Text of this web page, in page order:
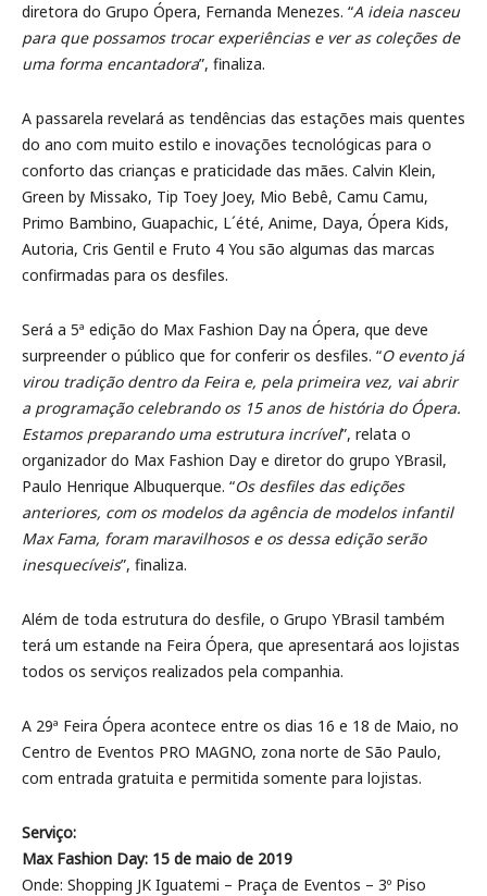
diretora do Grupo Ópera, Fernanda Menezes. “A ideia nasceu
para que possamos trocar experiências e ver as coleções de
uma forma encantadora”, finaliza.
A passarela revelará as tendências das estações mais quentes
do ano com muito estilo e inovações tecnológicas para o
conforto das crianças e praticidade das mães. Calvin Klein,
Green by Missako, Tip Toey Joey, Mio Bebê, Camu Camu,
Primo Bambino, Guapachic, L´été, Anime, Daya, Ópera Kids,
Autoria, Cris Gentil e Fruto 4 You são algumas das marcas
confirmadas para os desfiles.
Será a 5ª edição do Max Fashion Day na Ópera, que deve
surpreender o público que for conferir os desfiles. “O evento já
virou tradição dentro da Feira e, pela primeira vez, vai abrir
a programação celebrando os 15 anos de história do Ópera.
Estamos preparando uma estrutura incrível”, relata o
organizador do Max Fashion Day e diretor do grupo YBrasil,
Paulo Henrique Albuquerque. “Os desfiles das edições
anteriores, com os modelos da agência de modelos infantil
Max Fama, foram maravilhosos e os dessa edição serão
inesquecíveis”, finaliza.
Além de toda estrutura do desfile, o Grupo YBrasil também
terá um estande na Feira Ópera, que apresentará aos lojistas
todos os serviços realizados pela companhia.
A 29ª Feira Ópera acontece entre os dias 16 e 18 de Maio, no
Centro de Eventos PRO MAGNO, zona norte de São Paulo,
com entrada gratuita e permitida somente para lojistas.
Serviço:
Max Fashion Day: 15 de maio de 2019
Onde: Shopping JK Iguatemi – Praça de Eventos – 3º Piso